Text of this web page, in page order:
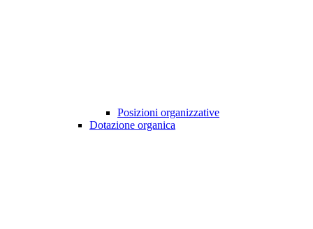
Posizioni organizzative
Dotazione organica